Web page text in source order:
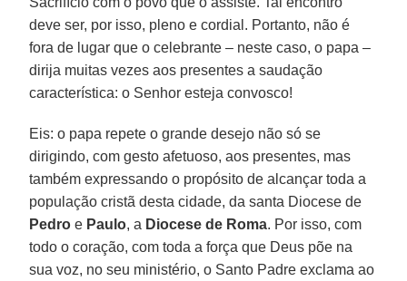
deve ser, por isso, pleno e cordial. Portanto, não é
fora de lugar que o celebrante – neste caso, o papa –
dirija muitas vezes aos presentes a saudação
característica: o Senhor esteja convosco!
Eis: o papa repete o grande desejo não só se
dirigindo, com gesto afetuoso, aos presentes, mas
também expressando o propósito de alcançar toda a
população cristã desta cidade, da santa Diocese de
Pedro e Paulo, a Diocese de Roma. Por isso, com
todo o coração, com toda a força que Deus põe na
sua voz, no seu ministério, o Santo Padre exclama ao